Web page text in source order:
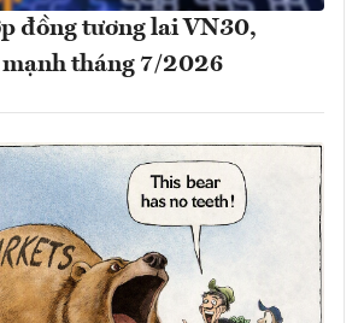
đồng tương lai VN30,
tháng 7/2026